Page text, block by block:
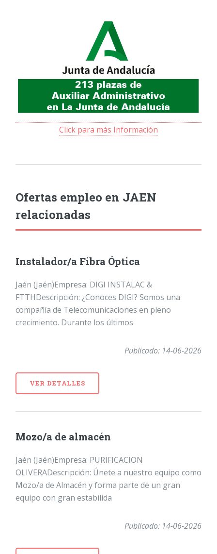
Click para más Información
Ofertas empleo en JAEN
relacionadas
Instalador/a Fibra Óptica
Jaén (Jaén)Empresa: DIGI INSTALAC &
FTTHDescripción: ¿Conoces DIGI? Somos una
compañía de Telecomunicaciones en pleno
crecimiento. Durante los últimos
Publicado: 14-06-2026
VER DETALLES
Mozo/a de almacén
Jaén (Jaén)Empresa: PURIFICACION
OLIVERADescripción: Únete a nuestro equipo como
Mozo/a de Almacén y forma parte de un gran
equipo con gran estabilida
Publicado: 14-06-2026